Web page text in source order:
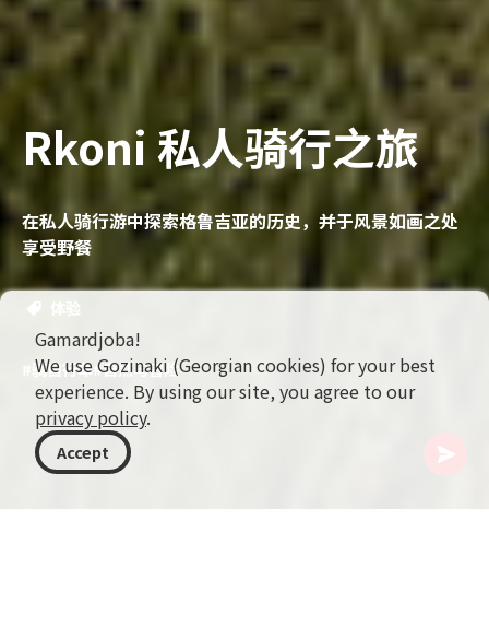
Rkoni 私人骑行之旅
在私人骑行游中探索格鲁吉亚的历史，并于风景如画之处
享受野餐
体验
#骑自行车#自然与冒险
Gamardjoba!
We use Gozinaki (Georgian cookies) for your best
experience. By using our site, you agree to our
privacy policy.
Accept